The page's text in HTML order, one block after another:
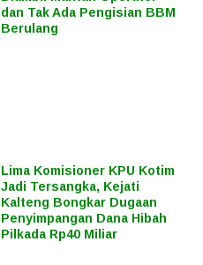
dan Tak Ada Pengisian BBM
Berulang
Lima Komisioner KPU Kotim
Jadi Tersangka, Kejati
Kalteng Bongkar Dugaan
Penyimpangan Dana Hibah
Pilkada Rp40 Miliar